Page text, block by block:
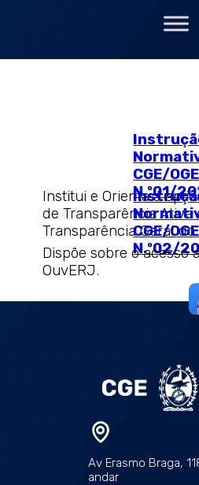
CGE/OGE
N.º01/
Institui e Orienta a
de Transparência Ativa
Transparência Geral do
CGE/OGE
N.º02/
Dispõe sobre o acesso
OuvERJ.
Av Erasmo Braga,
andar